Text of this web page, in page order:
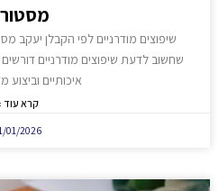
שיפוצים מודרניים לפי הקבלן יעקב
שחשוב לדעת שיפוצים מודרניים
איכותיים וביצוע
קרא עוד
01/2026